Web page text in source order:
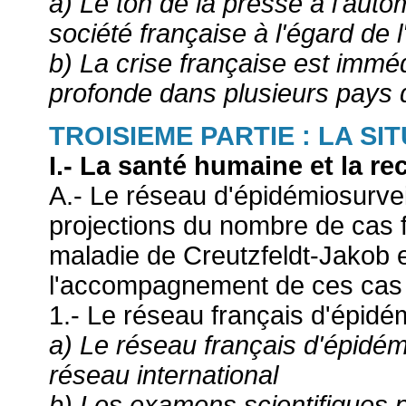
société française à l'égard de
b) La crise française est
profonde dans plusieurs pays
TROISIEME PARTIE : LA
I.- La santé humaine et la
A.- Le réseau
projections du nombre de
maladie de Creutzfeldt-Jakob
l'accompagnement de ces cas
1.- Le réseau français
a) Le réseau français
réseau international